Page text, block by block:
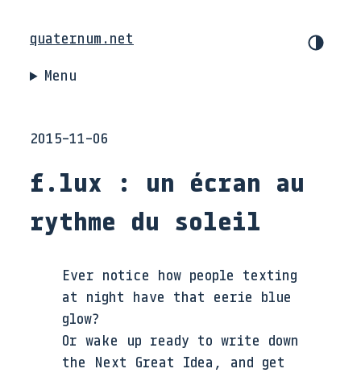
quaternum.net
Menu
2015-11-06
f.lux : un écran au
rythme du soleil
Ever notice how people texting
at night have that eerie blue
glow?
Or wake up ready to write down
the Next Great Idea, and get